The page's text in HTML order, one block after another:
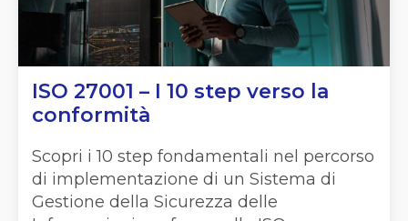
ISO 27001 – I 10 step verso la
conformità
Scopri i 10 step fondamentali nel percorso
di implementazione di un Sistema di
Gestione della Sicurezza delle